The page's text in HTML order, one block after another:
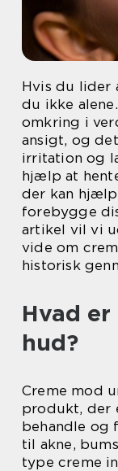
Hvis du lider
du ikke
omkring i
ansigt, og
irritation og
hjælp at
der kan
forebygge
artikel vil vi
vide om
historisk
Hvad
hud?
Creme mod
produkt, der
behandle og
til akne,
type creme